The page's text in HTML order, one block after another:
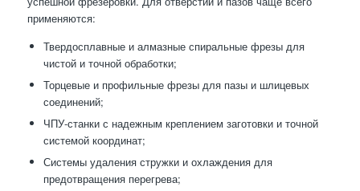
применяются:
Твердосплавные и алмазные спиральные фрезы для
чистой и точной обработки;
Торцевые и профильные фрезы для пазы и шлицевых
соединений;
ЧПУ-станки с надежным креплением заготовки и точной
системой координат;
Системы удаления стружки и охлаждения для
предотвращения перегрева;